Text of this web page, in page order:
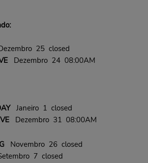
25 closed
Dezembro 24 08:00AM
Janeiro 1 closed
Dezembro 31 08:00AM
Novembro 26 closed
7 closed